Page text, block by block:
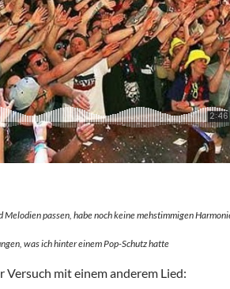
Melodien passen, habe noch keine mehstimmigen
was ich hinter einem Pop-Schutz hatte
mit einem anderem Lied: